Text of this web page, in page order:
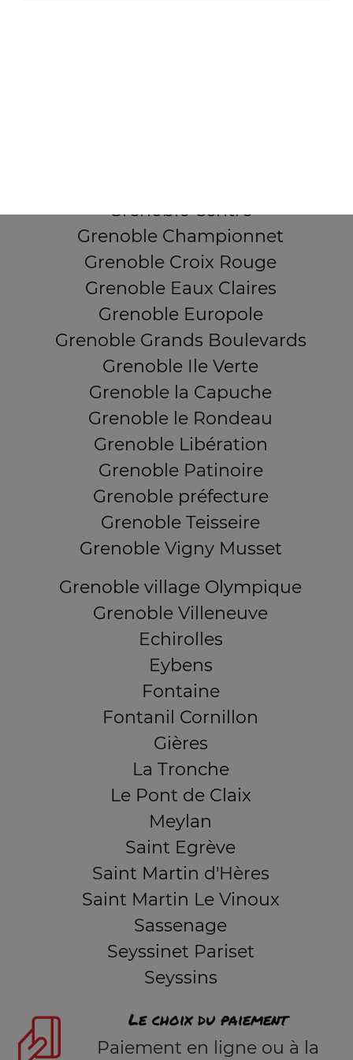
Grenoble Centre
Grenoble Championnet
Grenoble Croix Rouge
Grenoble Eaux Claires
Grenoble Europole
Grenoble Grands Boulevards
Grenoble Ile Verte
Grenoble la Capuche
Grenoble le Rondeau
Grenoble Libération
Grenoble Patinoire
Grenoble préfecture
Grenoble Teisseire
Grenoble Vigny Musset
Grenoble village Olympique
Grenoble Villeneuve
Echirolles
Eybens
Fontaine
Fontanil Cornillon
Gières
La Tronche
Le Pont de Claix
Meylan
Saint Egrève
Saint Martin d'Hères
Saint Martin Le Vinoux
Sassenage
Seyssinet Pariset
Seyssins
Le choix du paiement
Paiement en ligne ou à la